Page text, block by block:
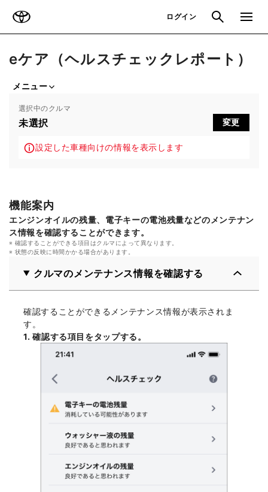
ログイン 検索 メニュ
eケア（ヘルスチェックレポート）
メニュー
選択中のクルマ
未選択 変更
設定した車種向けの情報を表示します
機能案内
エンジンオイルの残量、電子キーの電池残量などのメンテナン
ス情報を確認することができます。
確認することができる項目はクルマによって異なります。
状態の反映に時間かかる場合があります。
クルマのメンテナンス情報を確認する
確認することができるメンテナンス情報が表示されま
す。
確認する項目をタップする。